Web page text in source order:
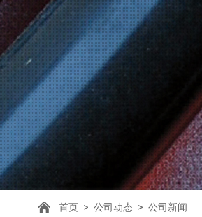
首页 > 公司动态 > 公司新闻